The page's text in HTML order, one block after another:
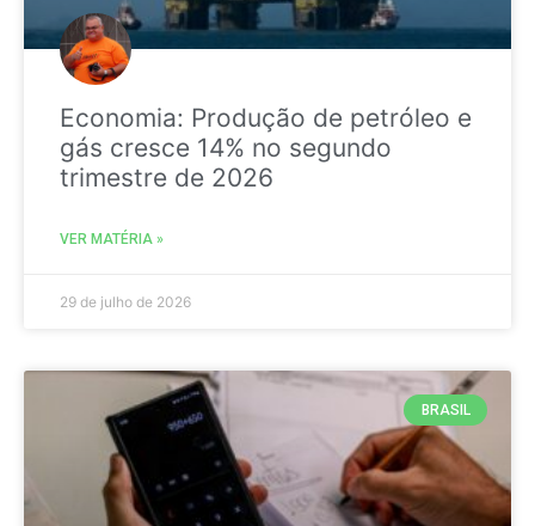
Economia: Produção de petróleo e
gás cresce 14% no segundo
trimestre de 2026
VER MATÉRIA »
29 de julho de 2026
BRASIL